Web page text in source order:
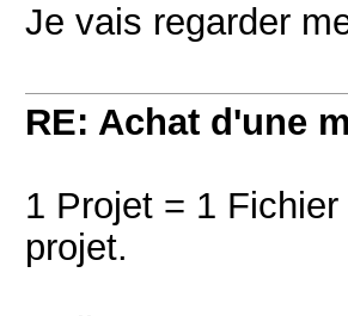
Je vais regarder
RE: Achat d'une
1 Projet = 1
projet.